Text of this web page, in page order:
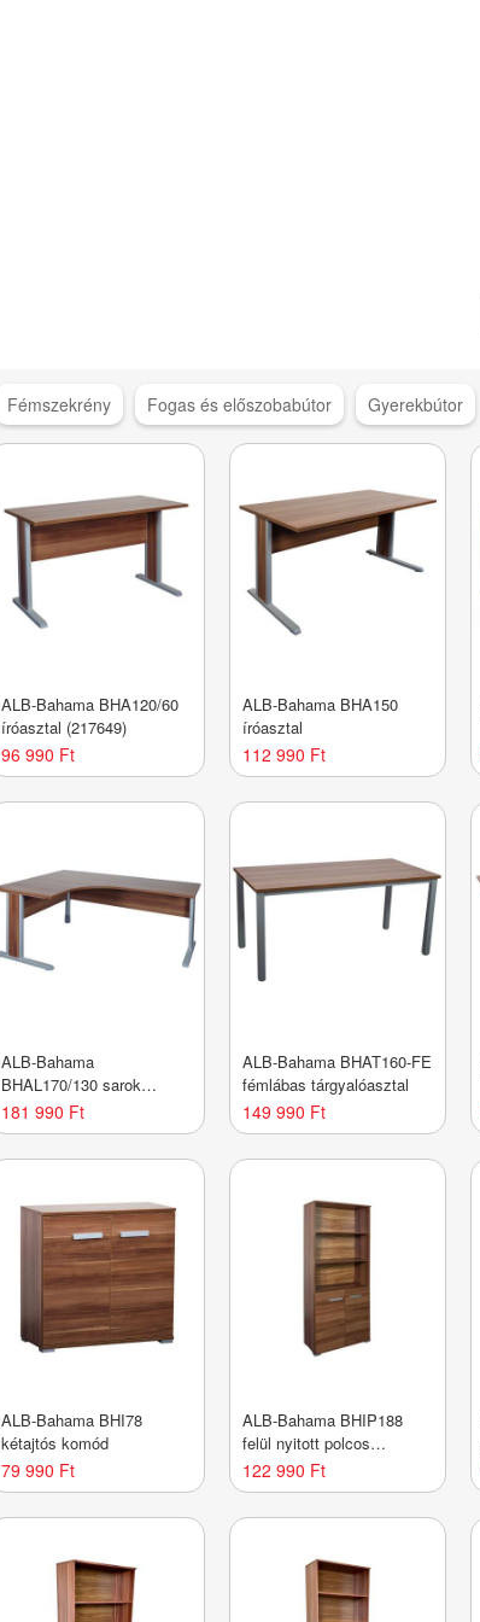
Fémszekrény Fogas és előszobabútor Gyerekbútor
ALB-Bahama BHA120/60
íróasztal (217649)
96 990 Ft
ALB-Bahama BHA150
íróasztal
112 990 Ft
ALB-Bahama
BHAL170/130 sarok
íróasztal (jobbos)
181 990 Ft
ALB-Bahama BHAT160-FE
fémlábas tárgyalóasztal
149 990 Ft
ALB-Bahama BHI78
kétajtós komód
79 990 Ft
ALB-Bahama BHIP188
felül nyitott polcos
irodaszekrény
122 990 Ft